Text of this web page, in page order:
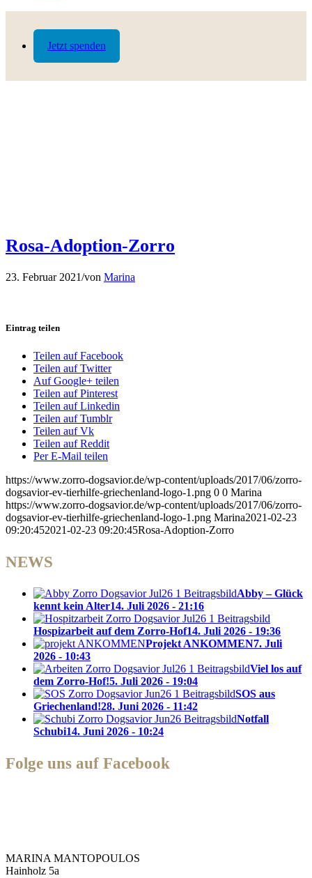
Jetzt spenden
Rosa-Adoption-Zorro
23. Februar 2021/von Marina
Eintrag teilen
Teilen auf Facebook
Teilen auf Twitter
Auf Google+ teilen
Teilen auf Pinterest
Teilen auf Linkedin
Teilen auf Tumblr
Teilen auf Vk
Teilen auf Reddit
Per E-Mail teilen
https://www.zorro-dogsavior.de/wp-content/uploads/2017/06/zorro-
dogsavior-ev-tierhilfe-griechenland-logo-1.png 0 0 Marina
https://www.zorro-dogsavior.de/wp-content/uploads/2017/06/zorro-
dogsavior-ev-tierhilfe-griechenland-logo-1.png Marina2021-02-23
09:20:452021-02-23 09:20:45Rosa-Adoption-Zorro
NEWS
Abby – Glück
kennt kein Alter14. Juli 2026 - 21:16
Hospizarbeit auf dem Zorro-Hof14. Juli 2026 - 19:36
Projekt ANKOMMEN7. Juli
2026 - 10:43
Viel los auf
dem Zorro-Hof!5. Juli 2026 - 19:04
SOS aus
Griechenland!28. Juni 2026 - 11:42
Notfall
Schubi14. Juni 2026 - 10:24
Folge uns auf Facebook
MARINA MANTOPOULOS
Hainholz 5a